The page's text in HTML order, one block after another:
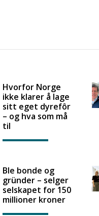
Hvorfor Norge
ikke klarer å lage
sitt eget dyrefôr
– og hva som må
til
Ble bonde og
gründer – selger
selskapet for 150
millioner kroner